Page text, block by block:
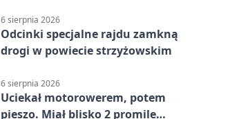
6 sierpnia 2026
Odcinki specjalne rajdu zamkną
drogi w powiecie strzyżowskim
6 sierpnia 2026
Uciekał motorowerem, potem
pieszo. Miał blisko 2 promile